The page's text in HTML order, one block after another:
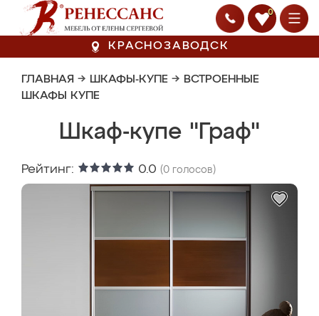
0
КРАСНОЗАВОДСК
ГЛАВНАЯ → ШКАФЫ-КУПЕ → ВСТРОЕННЫЕ
ШКАФЫ КУПЕ
Шкаф-купе "Граф"
Рейтинг: 0.0 (0 голосов)